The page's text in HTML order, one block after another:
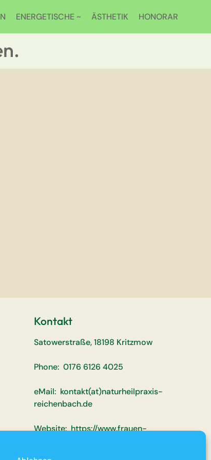
ENERGETISCHE ~ ÄSTHETIK HONORAR
Kontakt
Satowerstraße, 18198 Kritzmow
Phone: 0176 6126 4025
eMail: kontakt(at)naturheilpraxis-
reichenbach.de
Website: https://www.frauen-